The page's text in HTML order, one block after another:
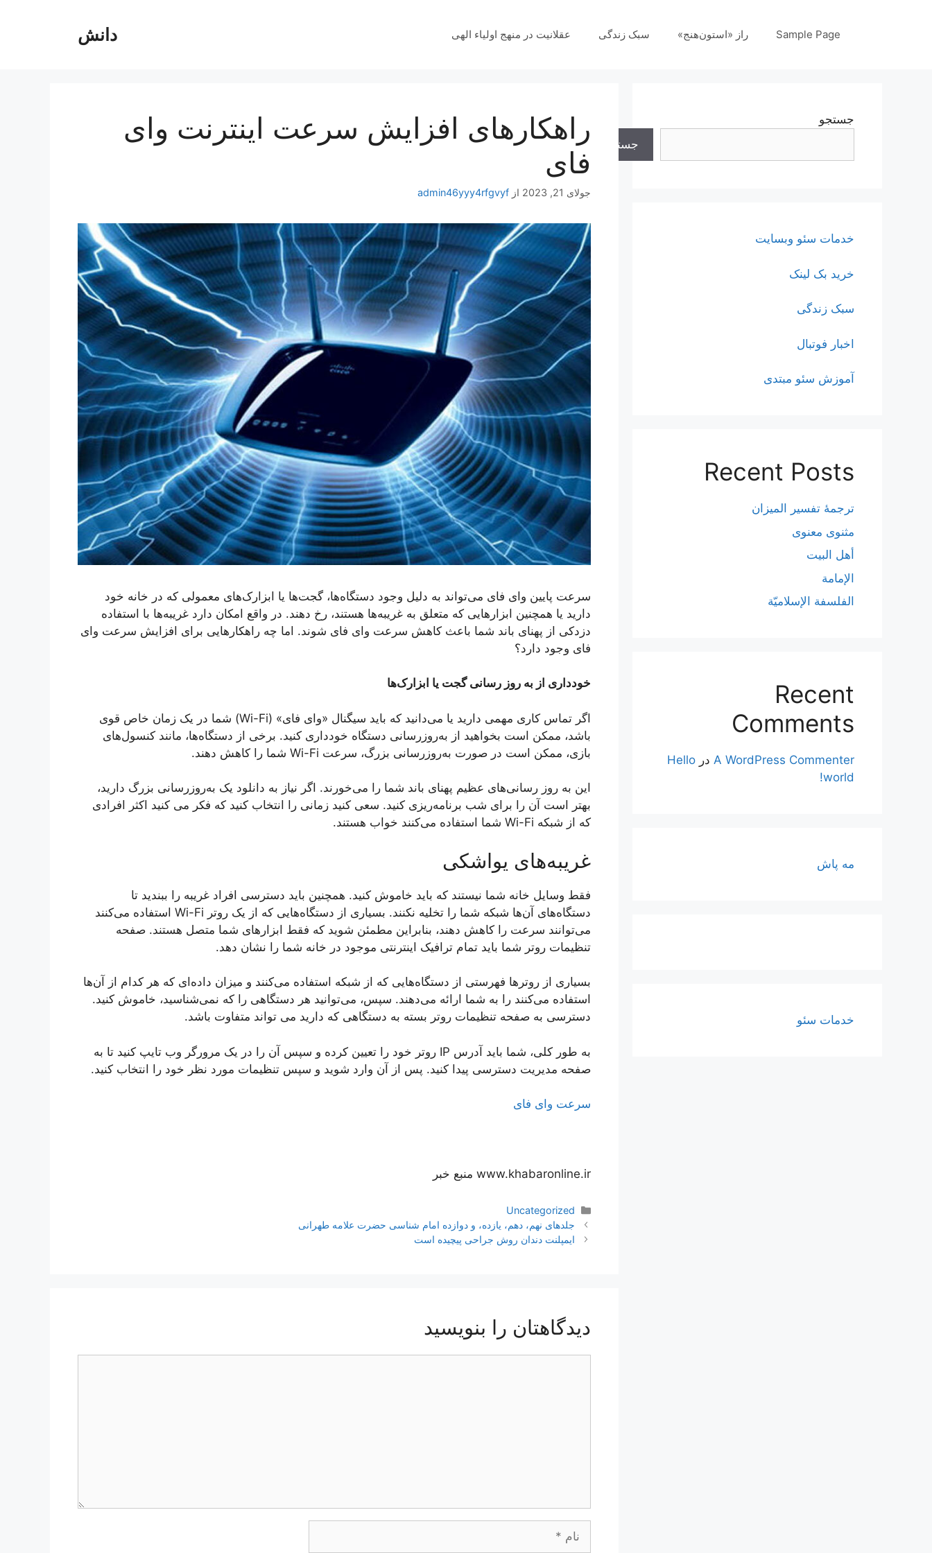
دانش Sample Page راز «استون‌هنج» سبک زندگی عقلانیت در منهج اولیاء الهی
راهکارهای افزایش سرعت اینترنت وای
فای
جولای 21, 2023 از admin46yyy4rfgvyf
سرعت پایین وای فای می‌تواند به دلیل وجود دستگاه‌ها، گجت‌ها یا ابزارک‌های معمولی که در خانه خود
دارید یا همچنین ابزارهایی که متعلق به غریبه‌ها هستند، رخ دهند. در واقع امکان دارد غریبه‌ها با استفاده
دزدکی از پهنای باند شما باعث کاهش سرعت وای فای شوند. اما چه راهکارهایی برای افزایش سرعت وای
فای وجود دارد؟
خودداری از به روز رسانی گجت یا ابزارک‌ها
اگر تماس کاری مهمی دارید یا می‌دانید که باید سیگنال «وای فای» (Wi-Fi) شما در یک زمان خاص قوی
باشد، ممکن است بخواهید از به‌روزرسانی دستگاه خودداری کنید. برخی از دستگاه‌ها، مانند کنسول‌های
بازی، ممکن است در صورت به‌روزرسانی بزرگ، سرعت Wi-Fi شما را کاهش دهند.
این به روز رسانی‌های عظیم پهنای باند شما را می‌خورند. اگر نیاز به دانلود یک به‌روزرسانی بزرگ دارید،
بهتر است آن را برای شب برنامه‌ریزی کنید. سعی کنید زمانی را انتخاب کنید که فکر می کنید اکثر افرادی
که از شبکه Wi-Fi شما استفاده می‌کنند خواب هستند.
غریبه‌های یواشکی
فقط وسایل خانه شما نیستند که باید خاموش کنید. همچنین باید دسترسی افراد غریبه را ببندید تا
دستگاه‌های آن‌ها شبکه شما را تخلیه نکنند. بسیاری از دستگاه‌هایی که از یک روتر Wi-Fi استفاده می‌کنند
می‌توانند سرعت را کاهش دهند، بنابراین مطمئن شوید که فقط ابزارهای شما متصل هستند. صفحه
تنظیمات روتر شما باید تمام ترافیک اینترنتی موجود در خانه شما را نشان دهد.
بسیاری از روترها فهرستی از دستگاه‌هایی که از شبکه استفاده می‌کنند و میزان داده‌ای که هر کدام از آن‌ها
استفاده می‌کنند را به شما ارائه می‌دهند. سپس، می‌توانید هر دستگاهی را که نمی‌شناسید، خاموش کنید.
دسترسی به صفحه تنظیمات روتر بسته به دستگاهی که دارید می تواند متفاوت باشد.
به طور کلی، شما باید آدرس IP روتر خود را تعیین کرده و سپس آن را در یک مرورگر وب تایپ کنید تا به
صفحه مدیریت دسترسی پیدا کنید. پس از آن وارد شوید و سپس تنظیمات مورد نظر خود را انتخاب کنید.
سرعت وای فای
www.khabaronline.ir منبع خبر
دسته‌ها
Uncategorized
ناوبری
نوشته‌ها
جلدهای نهم، دهم، یازده، و دوازده امام شناسی حضرت علامه طهرانی
ایمپلنت دندان روش جراحی پیچیده است
دیدگاهتان را بنویسید
جستجو
جستجو
خدمات سئو وبسایت
خرید بک لینک
سبک زندگی
اخبار فوتبال
آموزش سئو مبتدی
Recent Posts
ترجمۀ تفسیر المیزان
مثنوی معنوی
أهل البيت
الإمامة
الفلسفة الإسلاميّة
Recent
Comments
A WordPress Commenter در Hello
world!
مه پاش
خدمات سئو